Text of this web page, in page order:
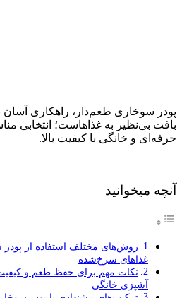
پودر سوخاری طعم‌دار، راهکاری
بافت بی‌نظیر به غذاهاست؛ انتخابی
حرفه‌ای و خانگی با کیفیت بالا.
آنچه میخوانید
روش‌های مختلف استفاده از پودر
غذاهای سرخ‌شده
نکات مهم برای حفظ طعم و
آشپزی خانگی